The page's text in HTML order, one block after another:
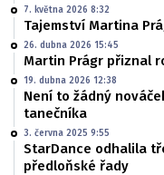
7. května 2026 8:32
Tajemství Martina
26. dubna 2026 15:45
Martin Prágr přiznal
19. dubna 2026 12:38
Není to žádný
tanečníka
3. června 2025 9:55
StarDance odhalila
předloňské řady